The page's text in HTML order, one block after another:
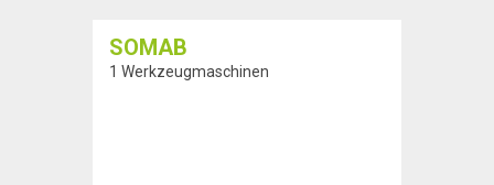
SOMAB
1 Werkzeugmaschinen